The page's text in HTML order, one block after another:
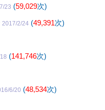
23 (59,029次)
2017/2/24 (49,391次)
(141,746次)
6/20 (48,534次)